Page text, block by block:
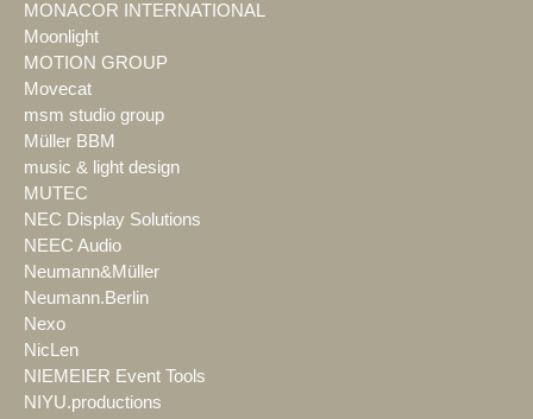
MONACOR INTERNATIONAL
Moonlight
MOTION GROUP
Movecat
msm studio group
Müller BBM
music & light design
MUTEC
NEC Display Solutions
NEEC Audio
Neumann&Müller
Neumann.Berlin
Nexo
NicLen
NIEMEIER Event Tools
NIYU.productions